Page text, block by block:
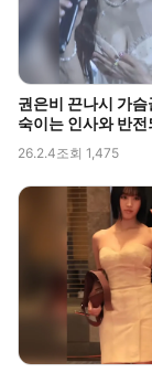
권은비 끈나시 가
숙이는 인사와 반
26.2.4조회 1,475